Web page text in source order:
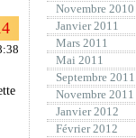
Novembre 2010
Janvier 2011
Mars 2011
Mai 2011
Septembre 2011
Novembre 2011
Janvier 2012
Février 2012